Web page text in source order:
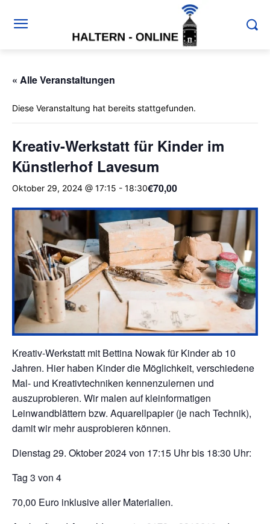
« Alle Veranstaltungen
Diese Veranstaltung hat bereits stattgefunden.
Kreativ-Werkstatt für Kinder im
Künstlerhof Lavesum
Oktober 29, 2024 @ 17:15 - 18:30€70,00
Kreativ-Werkstatt mit Bettina Nowak für Kinder ab 10
Jahren. Hier haben Kinder die Möglichkeit, verschiedene
Mal- und Kreativtechniken kennenzulernen und
auszuprobieren. Wir malen auf kleinformatigen
Leinwandblättern bzw. Aquarellpapier (je nach Technik),
damit wir mehr ausprobieren können.
Dienstag 29. Oktober 2024 von 17:15 Uhr bis 18:30 Uhr:
Tag 3 von 4
70,00 Euro inklusive aller Materialien.